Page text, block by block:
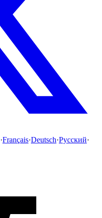
·Français·Deutsch·Русский·